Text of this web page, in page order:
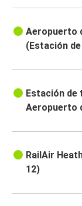
Aeropuerto
(Estación
Estación de
Aeropuerto
RailAir
12)